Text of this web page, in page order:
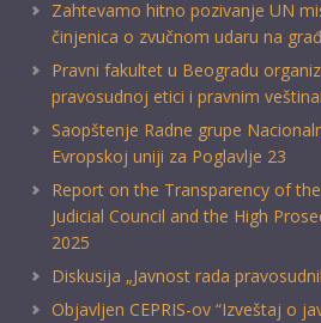
Zahtevamo hitno pozivanje UN
činjenica o zvučnom udaru na
Pravni fakultet u Beogradu
pravosudnoj etici i pravnim
Saopštenje Radne grupe
Evropskoj uniji za Poglavlje 23
Report on the Transparency of
Judicial Council and the High
2025
Diskusija „Javnost rada
Objavljen CEPRIS-ov “Izveštaj o